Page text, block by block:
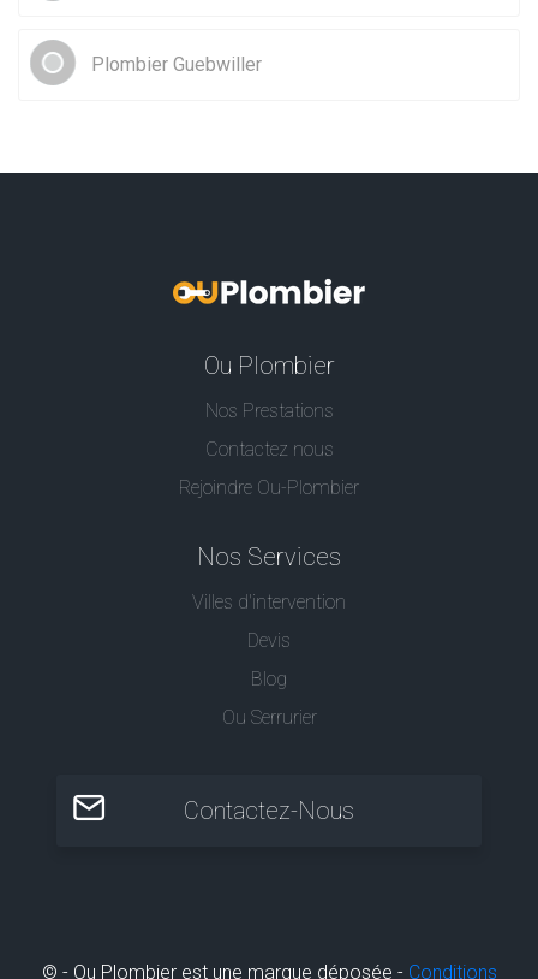
Plombier Guebwiller
Ou Plombier
Nos Prestations
Contactez nous
Rejoindre Ou-Plombier
Nos Services
Villes d'intervention
Devis
Blog
Ou Serrurier
Contactez-Nous
© - Ou Plombier est une marque déposée - Conditions